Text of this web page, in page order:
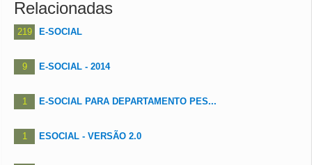
Relacionadas
219 E-SOCIAL
9 E-SOCIAL - 2014
1 E-SOCIAL PARA DEPARTAMENTO PES...
1 ESOCIAL - VERSÃO 2.0